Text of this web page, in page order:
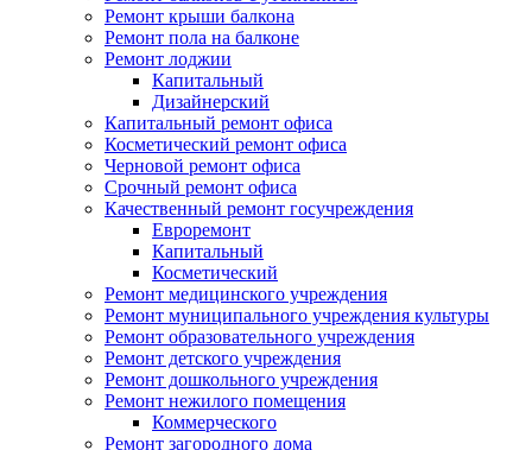
Ремонт крыши балкона
Ремонт пола на балконе
Ремонт лоджии
Капитальный
Дизайнерский
Капитальный ремонт офиса
Косметический ремонт офиса
Черновой ремонт офиса
Срочный ремонт офиса
Качественный ремонт госучреждения
Евроремонт
Капитальный
Косметический
Ремонт медицинского учреждения
Ремонт муниципального учреждения культуры
Ремонт образовательного учреждения
Ремонт детского учреждения
Ремонт дошкольного учреждения
Ремонт нежилого помещения
Коммерческого
Ремонт загородного дома